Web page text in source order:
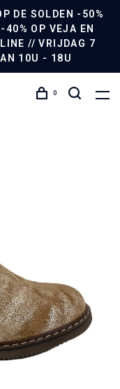
DE SOLDEN -50%
40% OP VEJA EN
// VRIJDAG 7
10U - 18U
0